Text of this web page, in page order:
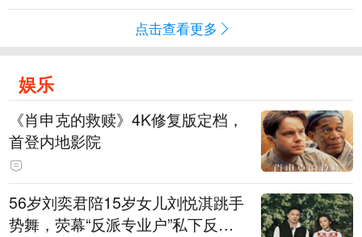
点击查看更多
娱乐
《肖申克的救赎》4K修复版定档，
首登内地影院
56岁刘奕君陪15岁女儿刘悦淇跳手
势舞，荧幕“反派专业户”私下反差